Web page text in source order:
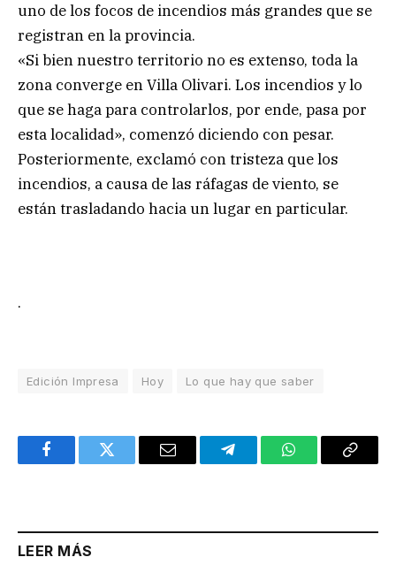
uno de los focos de incendios más grandes que se
registran en la provincia.
«Si bien nuestro territorio no es extenso, toda la
zona converge en Villa Olivari. Los incendios y lo
que se haga para controlarlos, por ende, pasa por
esta localidad», comenzó diciendo con pesar.
Posteriormente, exclamó con tristeza que los
incendios, a causa de las ráfagas de viento, se
están trasladando hacia un lugar en particular.
.
Edición Impresa Hoy Lo que hay que saber
FacebookTwitter Email TelegramWhatsAppCopy
LEER MÁS